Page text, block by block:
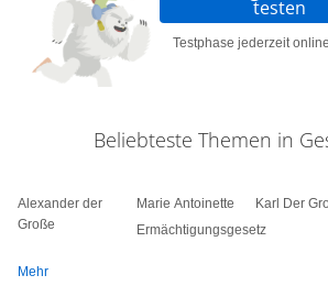
testen
Testphase jederzeit
Beliebteste Themen in
Alexander der
Große
Marie Antoinette
Ermächtigungsgesetz
Karl Der
Mehr